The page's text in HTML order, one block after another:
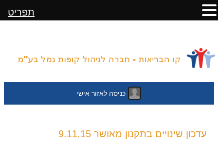
כניסה לאזור אישי
לתוכן
עדכון שינויים בתקנון מאושר 9.11.15
תפריט